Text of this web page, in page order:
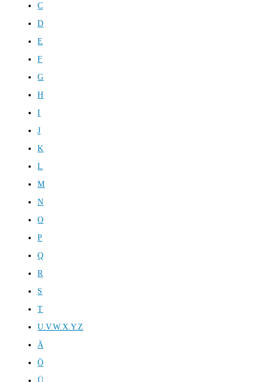
C
D
E
F
G
H
I
J
K
L
M
N
O
P
Q
R
S
T
U.V.W.X.Y.Z
Ä
Ö